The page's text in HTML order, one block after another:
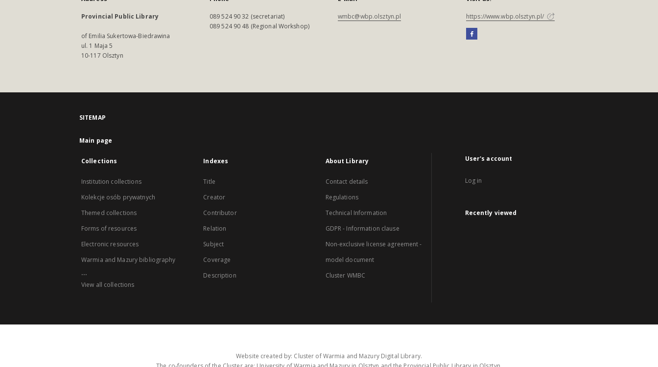
Provincial Public Library
of Emilia Sukertowa-Biedrawina
ul. 1 Maja 5
10-117 Olsztyn
089 524 90 32 (secretariat)
089 524 90 48 (Regional Workshop)
wmbc@wbp.olsztyn.pl https://www.wbp.olsztyn.pl/
SITEMAP
Main page
Collections
Institution collections
Kolekcje osób prywatnych
Themed collections
Forms of resources
Electronic resources
Warmia and Mazury bibliography
...
View all collections
Indexes
Title
Creator
Contributor
Relation
Subject
Coverage
Description
About Library
Contact details
Regulations
Technical Information
GDPR - Information clause
Non-exclusive license agreement -
model document
Cluster WMBC
User's account
Log in
Recently viewed
Website created by: Cluster of Warmia and Mazury Digital Library.